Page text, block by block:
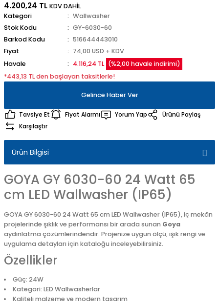
4.200,24 TL KDV DAHİL
Kategori
Wallwasher
Stok Kodu
GY-6030-60
Barkod Kodu
516644443010
Fiyat
74,00 USD + KDV
Havale
4.116,24 TL (%2,00 havale indirimi)
*443,13 TL den başlayan taksitlerle!
Gelince Haber Ver
Tavsiye Et Fiyat Alarmı Yorum Yap
Ürünü Paylaş
Karşılaştır
Ürün Bilgisi
GOYA GY 6030-60 24 Watt 65
cm LED Wallwasher (IP65)
GOYA GY 6030-60 24 Watt 65 cm LED Wallwasher (IP65), iç mekân
projelerinde şıklık ve performansı bir arada sunan Goya
aydınlatma çözümlerindendir. Projenize uygun ölçü, ışık rengi ve
uygulama detayları için kataloğu inceleyebilirsiniz.
Özellikler
Güç: 24W
Kategori: LED Wallwasherlar
Kaliteli malzeme ve modern tasarım